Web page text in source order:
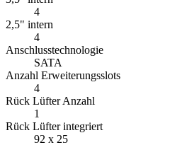
4
2,5" intern
4
Anschlusstechnologie
SATA
Anzahl Erweiterungsslots
4
Rück Lüfter Anzahl
1
Rück Lüfter integriert
92 x 25